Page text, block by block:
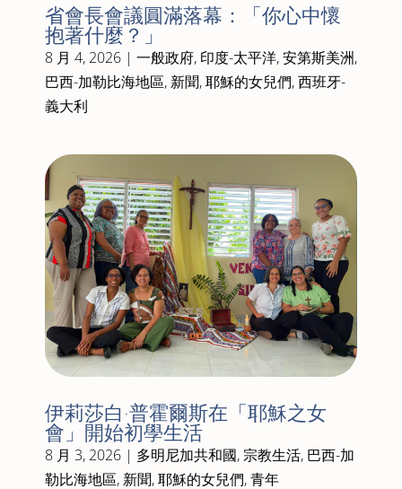
省會長會議圓滿落幕：「你心中懷
抱著什麼？」
8 月 4, 2026| 一般政府, 印度-太平洋,安第斯美洲,
巴西-加勒比海地區, 新聞,耶穌的女兒們,西班牙-
義大利
伊莉莎白·普霍爾斯在「耶穌之女
會」開始初學生活
8 月 3, 2026| 多明尼加共和國,宗教生活, 巴西-加
勒比海地區, 新聞,耶穌的女兒們,青年